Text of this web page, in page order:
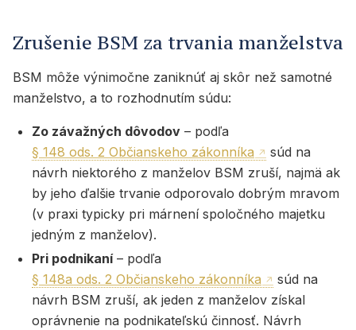
Zrušenie BSM za trvania manželstva
BSM môže výnimočne zaniknúť aj skôr než samotné
manželstvo, a to rozhodnutím súdu:
Zo závažných dôvodov – podľa
§ 148 ods. 2 Občianskeho zákonníka
súd na
návrh niektorého z manželov BSM zruší, najmä ak
by jeho ďalšie trvanie odporovalo dobrým mravom
(v praxi typicky pri márnení spoločného majetku
jedným z manželov).
Pri podnikaní– podľa
§ 148a ods. 2 Občianskeho zákonníka
súd na
návrh BSM zruší, ak jeden z manželov získal
oprávnenie na podnikateľskú činnosť. Návrh